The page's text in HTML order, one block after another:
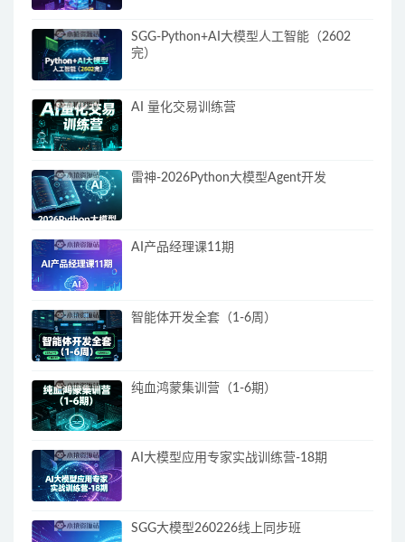
SGG-Python+AI大模型人工智能（2602
完）
AI 量化交易训练营
雷神-2026Python大模型Agent开发
AI产品经理课11期
智能体开发全套（1-6周）
纯血鸿蒙集训营（1-6期）
AI大模型应用专家实战训练营-18期
SGG大模型260226线上同步班